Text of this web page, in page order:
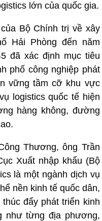
lớn của quốc gia.
Bộ Chính trị về xây
Hải Phòng đến năm
đã xác định mục tiêu
phố công nghiệp phát
vững tầm cỡ khu vực
logistics quốc tế hiện
hàng không, đường
Thương, ông Trần
Xuất nhập khẩu (Bộ
là một ngành dịch vụ
nền kinh tế quốc dân,
đẩy phát triển kinh
như từng địa phương,